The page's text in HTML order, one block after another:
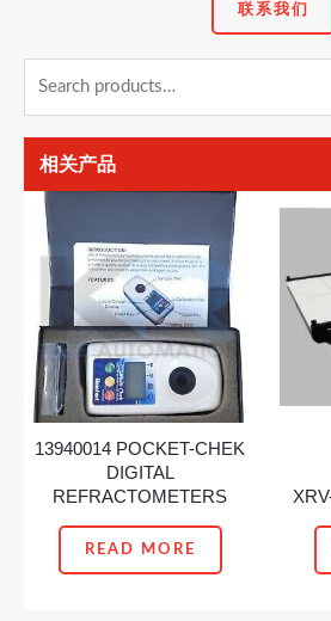
联系我们
相关产品
13940014 POCKET-CHEK
DIGITAL
REFRACTOMETERS
READ MORE